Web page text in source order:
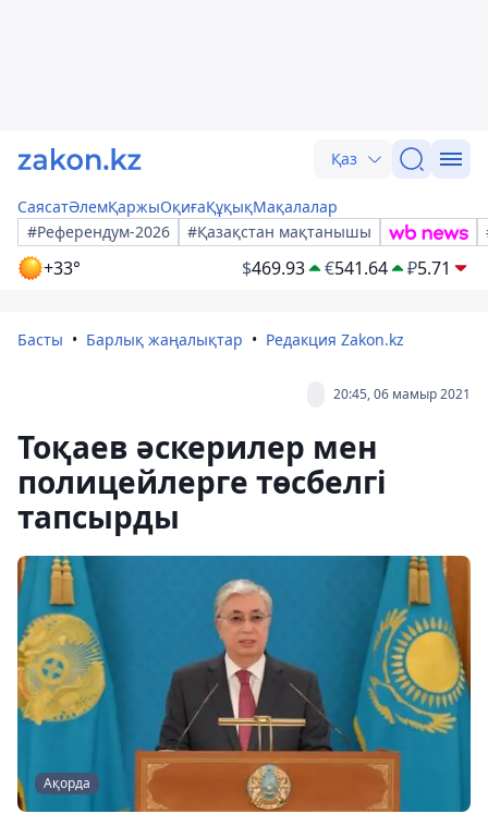
Қаз
СаясатӘлемҚаржыОқиғаҚұқықМақалалар
#Референдум-2026
#Қазақстан мақтанышы
+33° $469.93 €541.64 ₽5.71
Басты Барлық жаңалықтар Редакция Zakon.kz
20:45, 06 мамыр 2021
Тоқаев әскерилер мен
полицейлерге төсбелгі
тапсырды
Ақорда